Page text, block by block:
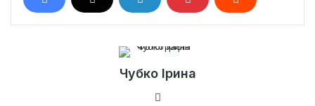
Чубко Ірина